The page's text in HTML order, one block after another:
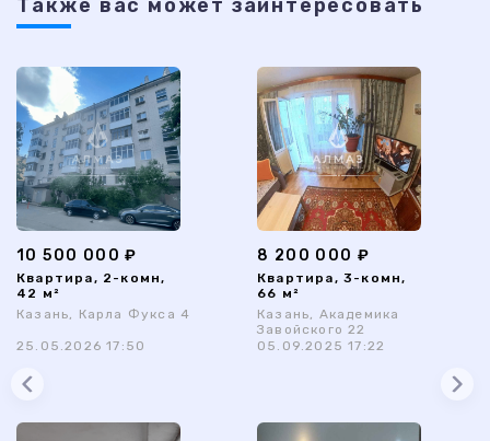
Также ваc может заинтересовать
10 500 000 ₽
Квартира, 2-комн,
42 м²
Казань, Карла Фукса 4
25.05.2026 17:50
8 200 000 ₽
Квартира, 3-комн,
66 м²
Казань, Академика
Завойского 22
05.09.2025 17:22